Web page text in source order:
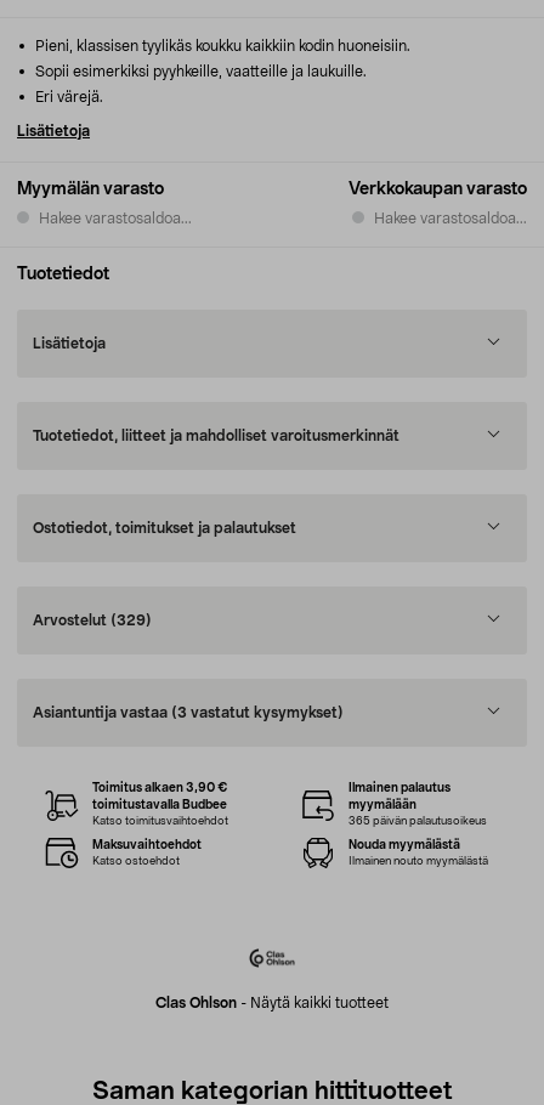
Myymälän varasto
Hakee varastosaldoa...
Verkkokaupan varasto
Hakee varastosaldoa...
Pieni, klassisen tyylikäs koukku kaikkiin kodin huoneisiin.
Sopii esimerkiksi pyyhkeille, vaatteille ja laukuille.
Eri värejä.
Lisätietoja
Tuotetiedot
Lisätietoja
Tuotetiedot, liitteet ja mahdolliset varoitusmerkinnät
Ostotiedot, toimitukset ja palautukset
Arvostelut (329)
Asiantuntija vastaa (3 vastatut kysymykset)
Clas Ohlson - Näytä kaikki tuotteet
Toimitus alkaen 3,90 €
toimitustavalla Budbee
Katso toimitusvaihtoehdot
Ilmainen palautus
myymälään
365 päivän palautusoikeus
Maksuvaihtoehdot
Katso ostoehdot
Nouda myymälästä
Ilmainen nouto myymälästä
Saman kategorian hittituotteet